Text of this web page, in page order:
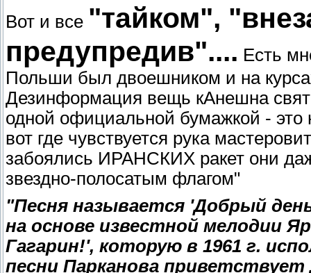
Вот и все "тайком",
предупредив".... Есть
Польши был двоешником и на
Дезинформация вещь кАнешна
одной официальной бумажкой -
вот где чувствуется рука
забоялись ИРАНСКИХ ракет они
звездно-полосатым флагом"
"Песня называется 'Добрый
на основе известной мелодии
Гагарин!', которую в 1961 г.
песни Парканова